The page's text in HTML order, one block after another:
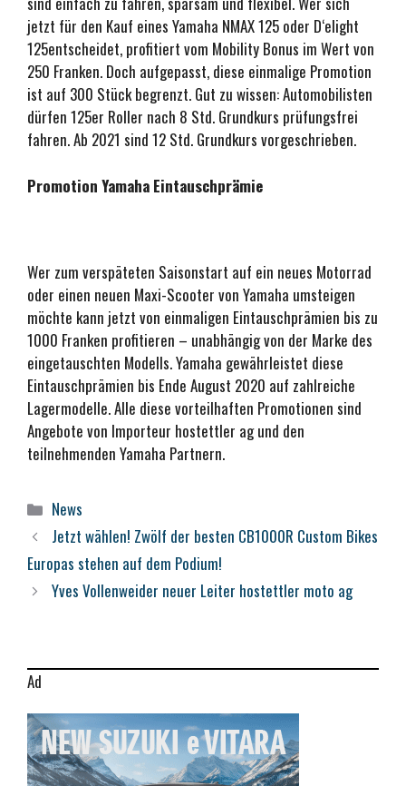
jetzt für den Kauf eines Yamaha NMAX 125 oder D‘elight
125entscheidet, profitiert vom Mobility Bonus im Wert von
250 Franken. Doch aufgepasst, diese einmalige Promotion
ist auf 300 Stück begrenzt. Gut zu wissen: Automobilisten
dürfen 125er Roller nach 8 Std. Grundkurs prüfungsfrei
fahren. Ab 2021 sind 12 Std. Grundkurs vorgeschrieben.
Promotion Yamaha Eintauschprämie
Wer zum verspäteten Saisonstart auf ein neues Motorrad
oder einen neuen Maxi-Scooter von Yamaha umsteigen
möchte kann jetzt von einmaligen Eintauschprämien bis zu
1000 Franken profitieren – unabhängig von der Marke des
eingetauschten Modells. Yamaha gewährleistet diese
Eintauschprämien bis Ende August 2020 auf zahlreiche
Lagermodelle. Alle diese vorteilhaften Promotionen sind
Angebote von Importeur hostettler ag und den
teilnehmenden Yamaha Partnern.
Kategorien
News
Jetzt wählen! Zwölf der besten CB1000R Custom Bikes
Europas stehen auf dem Podium!
Yves Vollenweider neuer Leiter hostettler moto ag
Ad